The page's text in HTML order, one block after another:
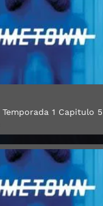
1 Capitulo 5